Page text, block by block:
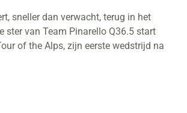
sneller dan verwacht, terug in het
ster van Team Pinarello Q36.5 start
of the Alps, zijn eerste wedstrijd na